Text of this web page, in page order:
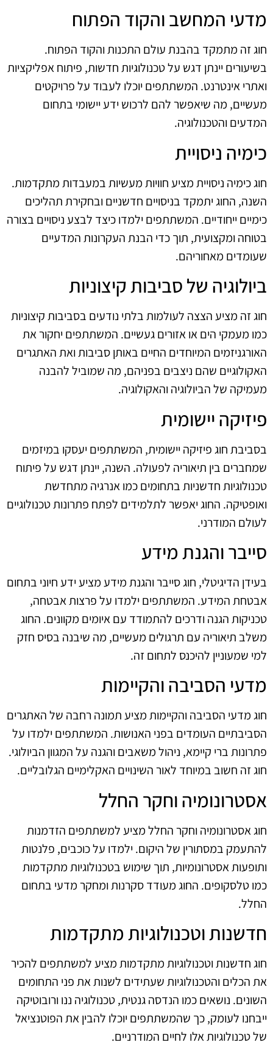
מדעי המחשב והקוד הפתוח
חוג זה מתמקד בהבנת עולם התכנות והקוד הפתוח.
בשיעורים יינתן דגש על טכנולוגיות חדשות, פיתוח אפליקציות
ואתרי אינטרנט. המשתתפים יוכלו לעבוד על פרויקטים
מעשיים, מה שיאפשר להם לרכוש ידע יישומי בתחום
המדעים והטכנולוגיה.
כימיה ניסויית
חוג כימיה ניסויית מציע חוויות מעשיות במעבדות מתקדמות.
השנה, החוג יתמקד בניסויים חדשניים ובחקירת תהליכים
כימיים ייחודיים. המשתתפים ילמדו כיצד לבצע ניסויים בצורה
בטוחה ומקצועית, תוך כדי הבנת העקרונות המדעיים
שעומדים מאחוריהם.
ביולוגיה של סביבות קיצוניות
חוג זה מציע הצצה לעולמות בלתי נודעים בסביבות קיצוניות
כמו מעמקי הים או אזורים געשיים. המשתתפים יחקור את
האורגניזמים המיוחדים החיים באותן סביבות ואת האתגרים
האקולוגיים שהם ניצבים בפניהם, מה שמוביל להבנה
מעמיקה של הביולוגיה והאקולוגיה.
פיזיקה יישומית
בסביבת חוג פיזיקה יישומית, המשתתפים יעסקו במיזמים
שמחברים בין תיאוריה לפעולה. השנה, יינתן דגש על פיתוח
טכנולוגיות חדשניות בתחומים כמו אנרגיה מתחדשת
ואופטיקה. החוג יאפשר לתלמידים לפתח פתרונות טכנולוגיים
לעולם המודרני.
סייבר והגנת מידע
בעידן הדיגיטלי, חוג סייבר והגנת מידע מציע ידע חיוני בתחום
אבטחת המידע. המשתתפים ילמדו על פרצות אבטחה,
טכניקות הגנה ודרכים להתמודד עם איומים מקוונים. החוג
משלב תיאוריה עם תרגולים מעשיים, מה שיבנה בסיס חזק
למי שמעוניין להיכנס לתחום זה.
מדעי הסביבה והקיימות
חוג מדעי הסביבה והקיימות מציע תמונה רחבה של האתגרים
הסביבתיים העומדים בפני האנושות. המשתתפים ילמדו על
פתרונות ברי קיימא, ניהול משאבים והגנה על המגוון הביולוגי.
חוג זה חשוב במיוחד לאור השינויים האקלימיים הגלובליים.
אסטרונומיה וחקר החלל
חוג אסטרונומיה וחקר החלל מציע למשתתפים הזדמנות
להתעמק במסתורין של היקום. ילמדו על כוכבים, פלנטות
ותופעות אסטרונומיות, תוך שימוש בטכנולוגיות מתקדמות
כמו טלסקופים. החוג מעודד סקרנות ומחקר מדעי בתחום
החלל.
חדשנות וטכנולוגיות מתקדמות
חוג חדשנות וטכנולוגיות מתקדמות מציע למשתתפים להכיר
את הכלים והטכנולוגיות שעתידים לשנות את פני התחומים
השונים. נושאים כמו הנדסה גנטית, טכנולוגיה ננו ורובוטיקה
ייבחנו לעומק, כך שהמשתתפים יוכלו להבין את הפוטנציאל
של טכנולוגיות אלו לחיים המודרניים.